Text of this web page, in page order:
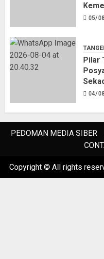
05/
Pilar
04/
PEDOMAN MEDIA SIBER
Copyright © All rights